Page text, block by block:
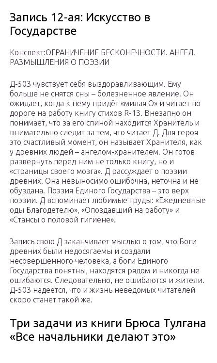
Запись 12-ая: Искусство в
Государстве
Конспект:ОГРАНИЧЕНИЕ БЕСКОНЕЧНОСТИ. АНГЕЛ.
РАЗМЫШЛЕНИЯ О ПОЭЗИИ
Д-503 чувствует себя выздоравливающим. Ему
больше не снятся сны – болезненное явление. Он
ожидает, когда к нему придёт «милая О» и читает по
дороге на работу книгу стихов R-13. Внезапно он
понимает, что за его спиной находится Хранитель и
внимательно следит за тем, что читает Д. Для героя
это счастливый момент, он называет Хранителя, как
у древних людей – ангелом-хранителем. Он готов
развернуть перед ним не только книгу, но и
«страницы своего мозга». Д рассуждает о поэзии
древних. Она невыносимо ошибочна, неточна и не
обуздана. Поэзия Единого Государства – это верх
поэзии. Д вспоминает любимые труды: «Ежедневные
оды Благодетелю», «Опоздавший на работу» и
«Стансы о половой гигиене».
Запись свою Д заканчивает мыслью о том, что Боги
древних были недосягаемы и создали
несовершенного человека, а боги Единого
Государства понятны, находятся рядом и никогда не
ошибаются. Следовательно, не ошибаются и жители.
Д-503 надеется, что и жизнь неведомых читателей
скоро станет такой же.
Три задачи из книги Брюса Тулгана
«Все начальники делают это»